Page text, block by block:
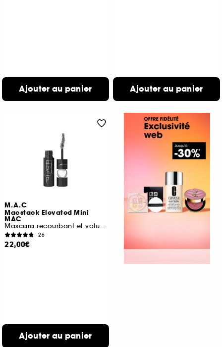
Ajouter au panier Ajouter au panier
M.A.C
Macstack Elevated Mini
MAC
Mascara recourbant et volumisant
26
22,00€
Ajouter au panier